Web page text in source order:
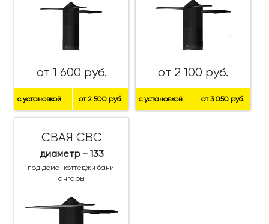
от 1 600 руб.
с установкой от 2 500 руб.
от 2 100 руб.
с установкой от 3 050 руб.
СВАЯ СВС
диаметр - 133
под дома, коттеджи бани,
ангары